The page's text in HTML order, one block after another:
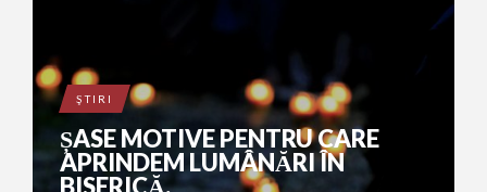
ŞTIRI
ȘASE MOTIVE PENTRU CARE
APRINDEM LUMÂNĂRI ÎN
BISERICĂ.